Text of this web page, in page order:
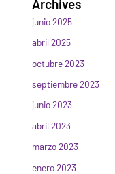
Archives
junio 2025
abril 2025
octubre 2023
septiembre 2023
junio 2023
abril 2023
marzo 2023
enero 2023